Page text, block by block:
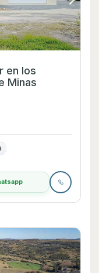
en los
Minas